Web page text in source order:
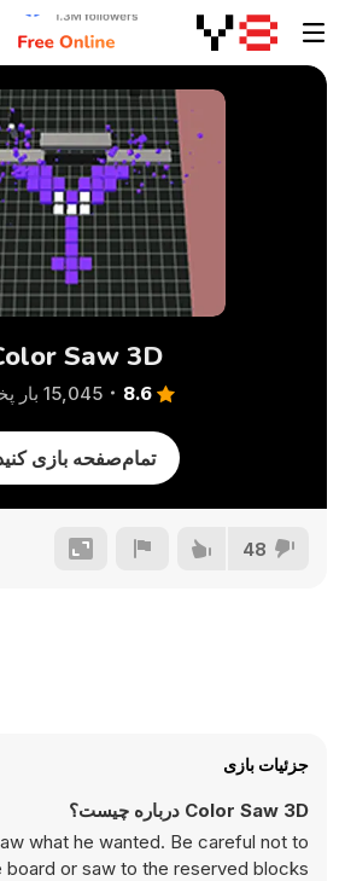
Saw 3D
8.6 15,045 بار پخش
تمام‌صفحه بازی
48
جزئیات بازی
Color Saw 3D درباره چیست؟
what he wanted. Be careful not to
or saw to the reserved blocks.